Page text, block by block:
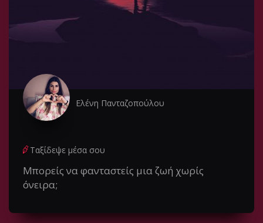
Ελένη Πανταζοπούλου
Ταξίδεψε μέσα σου
Μπορείς να φανταστείς μια ζωή χωρίς
όνειρα;